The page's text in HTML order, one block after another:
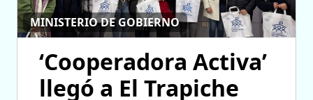
MINISTERIO DE GOBIERNO
‘Cooperadora Activa’
llegó a El Trapiche